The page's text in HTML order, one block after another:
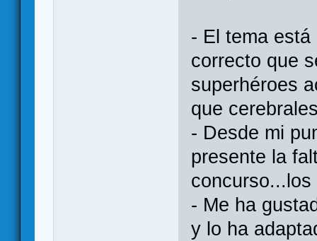
- El tema
correcto que
superhéroes
que
- Desde mi
presente la
- Me ha
y lo ha